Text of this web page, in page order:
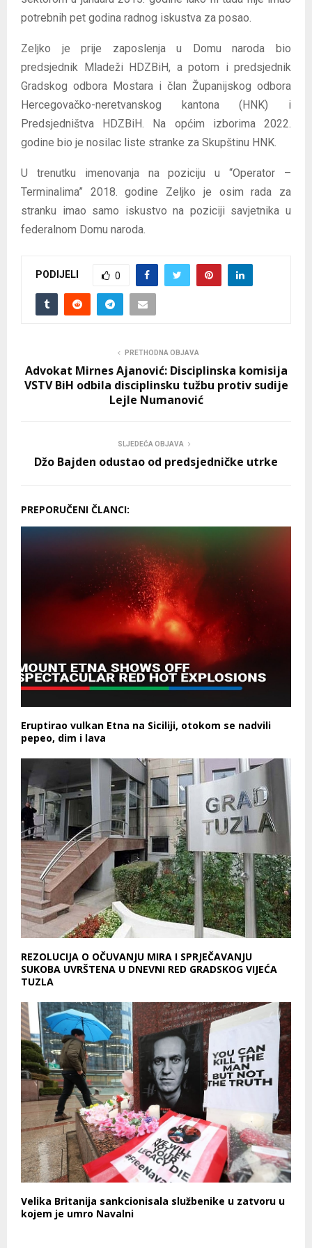
potrebnih pet godina radnog iskustva za posao.
Zeljko je prije zaposlenja u Domu naroda bio
predsjednik Mladeži HDZBiH, a potom i predsjednik
Gradskog odbora Mostara i član Županijskog odbora
Hercegovačko-neretvanskog kantona (HNK) i
Predsjedništva HDZBiH. Na općim izborima 2022.
godine bio je nosilac liste stranke za Skupštinu HNK.
U trenutku imenovanja na poziciju u “Operator –
Terminalima” 2018. godine Zeljko je osim rada za
stranku imao samo iskustvo na poziciji savjetnika u
federalnom Domu naroda.
PODIJELI 0
PRETHODNA OBJAVA
Advokat Mirnes Ajanović: Disciplinska komisija
VSTV BiH odbila disciplinsku tužbu protiv sudije
Lejle Numanović
SLJEDEĆA OBJAVA
Džo Bajden odustao od predsjedničke utrke
PREPORUČENI ČLANCI:
Eruptirao vulkan Etna na Siciliji, otokom se nadvili
pepeo, dim i lava
REZOLUCIJA O OČUVANJU MIRA I SPRJEČAVANJU
SUKOBA UVRŠTENA U DNEVNI RED GRADSKOG VIJEĆA
TUZLA
Velika Britanija sankcionisala službenike u zatvoru u
kojem je umro Navalni